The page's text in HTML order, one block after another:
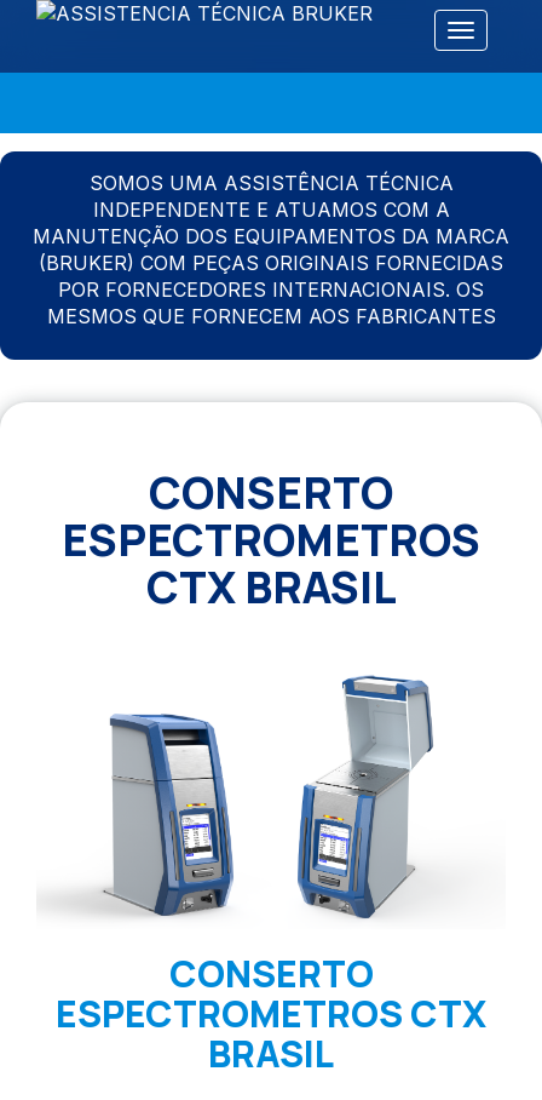
Alternar
SOMOS UMA ASSISTÊNCIA TÉCNICA
INDEPENDENTE E ATUAMOS COM A
MANUTENÇÃO DOS EQUIPAMENTOS DA MARCA
(BRUKER) COM PEÇAS ORIGINAIS FORNECIDAS
POR FORNECEDORES INTERNACIONAIS. OS
MESMOS QUE FORNECEM AOS FABRICANTES
CONSERTO
ESPECTROMETROS
CTX BRASIL
CONSERTO
ESPECTROMETROS CTX
BRASIL